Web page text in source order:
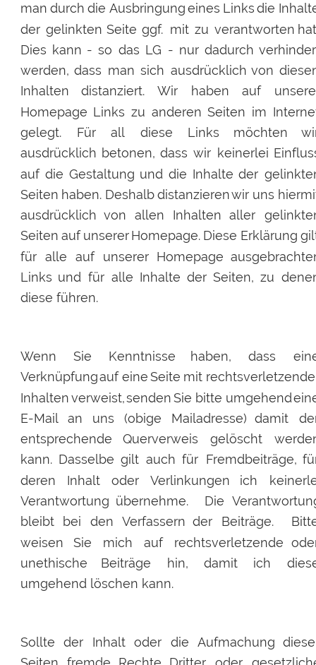
man durch die Ausbringung eines Links die
der gelinkten Seite ggf. mit zu verantworten
Dies kann - so das LG - nur dadurch
werden, dass man sich ausdrücklich von
Inhalten
distanziert. Wir haben auf
Homepage Links zu anderen Seiten im
gelegt.
Für all diese Links möchten
ausdrücklich betonen, dass wir keinerlei
auf die Gestaltung und die Inhalte der
Seiten haben. Deshalb distanzierenwir uns
ausdrücklich von allen Inhalten aller
Seiten auf unsererHomepage. Diese Erklärung
für alle auf unserer Homepage
Links und für alle Inhalte der Seiten, zu
diese führen.
Wenn Sie Kenntnisse haben, dass
Verknüpfungauf eine Seite mit
Inhaltenverweist,senden Sie bitte umgehend
E-Mail
an uns (obige Mailadresse) damit
entsprechende
Querverweis gelöscht
kann. Dasselbe gilt auch für Fremdbeiträge,
deren
Inhalt oder Verlinkungen ich
Verantwortung übernehme. Die
bleibt
bei den Verfassern der Beiträge.
weisen
Sie mich auf rechtsverletzende
unethische
Beiträge hin, damit ich
umgehend löschen kann.
Sollte der Inhalt oder die Aufmachung